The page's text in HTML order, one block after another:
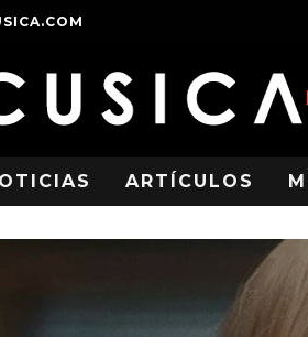
ARTÍCULOS